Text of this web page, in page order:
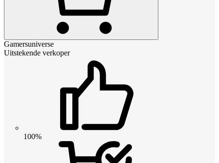
Gamersuniverse
Uitstekende verkoper
100%